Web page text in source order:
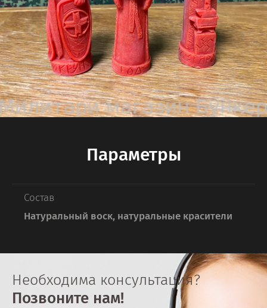
Параметры
Состав
Натуральный воск, натуральные красители
Необходима консультация?
Позвоните нам!